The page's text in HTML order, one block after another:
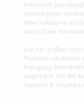
entwickelt
umfassenden
Arbeitsabläufen und
und sichere
Von der größten
Produkte von
Reinigung,
eingesetzt, um die
Hepatitis B, Hepatitis